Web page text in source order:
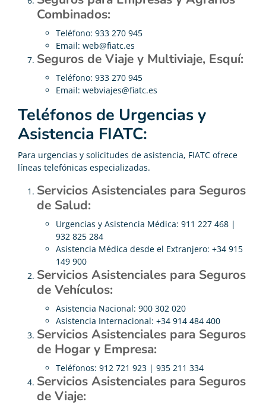
Combinados:
Teléfono: 933 270 945
Email: web@fiatc.es
Seguros de Viaje y Multiviaje, Esquí:
Teléfono: 933 270 945
Email: webviajes@fiatc.es
Teléfonos de Urgencias y
Asistencia FIATC:
Para urgencias y solicitudes de asistencia, FIATC ofrece
líneas telefónicas especializadas.
Servicios Asistenciales para Seguros
de Salud:
Urgencias y Asistencia Médica: 911 227 468 |
932 825 284
Asistencia Médica desde el Extranjero: +34 915
149 900
Servicios Asistenciales para Seguros
de Vehículos:
Asistencia Nacional: 900 302 020
Asistencia Internacional: +34 914 484 400
Servicios Asistenciales para Seguros
de Hogar y Empresa:
Teléfonos: 912 721 923 | 935 211 334
Servicios Asistenciales para Seguros
de Viaje: